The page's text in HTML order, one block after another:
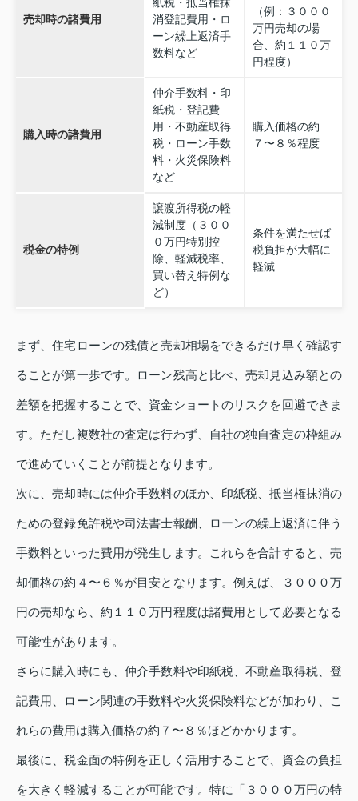
売却時の諸費用
消登記費用・ロ
ーン繰上返済手
数料など
（例：３０００
万円売却の場
合、約１１０万
円程度）
購入時の諸費用
仲介手数料・印
紙税・登記費
用・不動産取得
税・ローン手数
料・火災保険料
など
購入価格の約
７〜８％程度
税金の特例
譲渡所得税の軽
減制度（３００
０万円特別控
除、軽減税率、
買い替え特例な
ど）
条件を満たせば
税負担が大幅に
軽減
まず、住宅ローンの残債と売却相場をできるだけ早く確認す
ることが第一歩です。ローン残高と比べ、売却見込み額との
差額を把握することで、資金ショートのリスクを回避できま
す。ただし複数社の査定は行わず、自社の独自査定の枠組み
で進めていくことが前提となります。
次に、売却時には仲介手数料のほか、印紙税、抵当権抹消の
ための登録免許税や司法書士報酬、ローンの繰上返済に伴う
手数料といった費用が発生します。これらを合計すると、売
却価格の約４〜６％が目安となります。例えば、３０００万
円の売却なら、約１１０万円程度は諸費用として必要となる
可能性があります。
さらに購入時にも、仲介手数料や印紙税、不動産取得税、登
記費用、ローン関連の手数料や火災保険料などが加わり、こ
れらの費用は購入価格の約７〜８％ほどかかります。
最後に、税金面の特例を正しく活用することで、資金の負担
を大きく軽減することが可能です。特に「３０００万円の特